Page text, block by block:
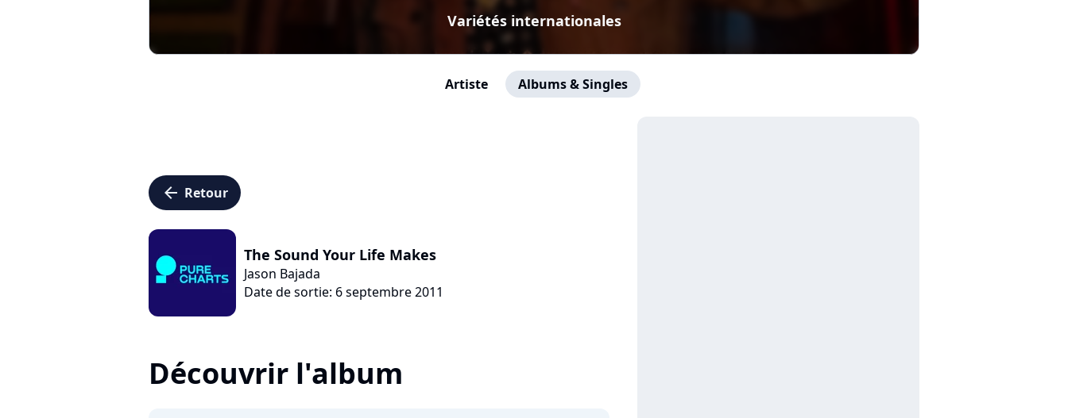
Variétés internationales
Artiste Albums & Singles
arrow_left Retour
The Sound Your Life Makes
Jason Bajada
Date de sortie: 6 septembre 2011
Découvrir l'album